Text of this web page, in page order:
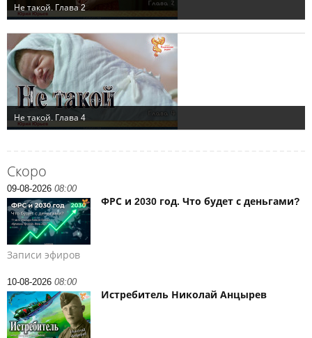
Скоро
09-08-2026 08:00
ФРС и 2030 год. Что будет с деньгами?
Записи эфиров
10-08-2026 08:00
Истребитель Николай Анцырев